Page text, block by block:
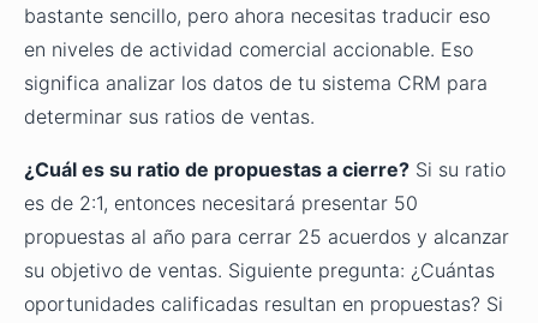
bastante sencillo, pero ahora necesitas traducir eso
en niveles de actividad comercial accionable. Eso
significa analizar los datos de tu sistema CRM para
determinar sus ratios de ventas.
¿Cuál es su ratio de propuestas a cierre? Si su ratio
es de 2:1, entonces necesitará presentar 50
propuestas al año para cerrar 25 acuerdos y alcanzar
su objetivo de ventas. Siguiente pregunta: ¿Cuántas
oportunidades calificadas resultan en propuestas? Si